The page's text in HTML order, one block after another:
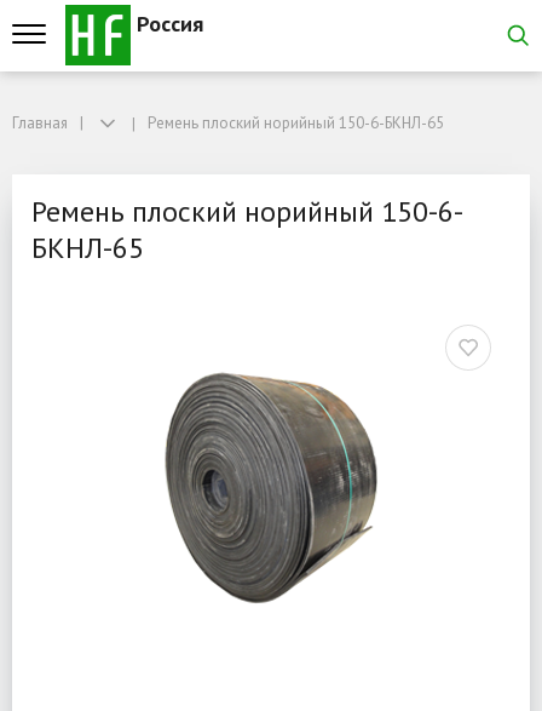
Россия
Ремень плоский норийный 150-6-БКНЛ-65
Главная Ремень плоский норийный 150-6-БКНЛ-65
Ремень плоский норийный 150-6-
БКНЛ-65